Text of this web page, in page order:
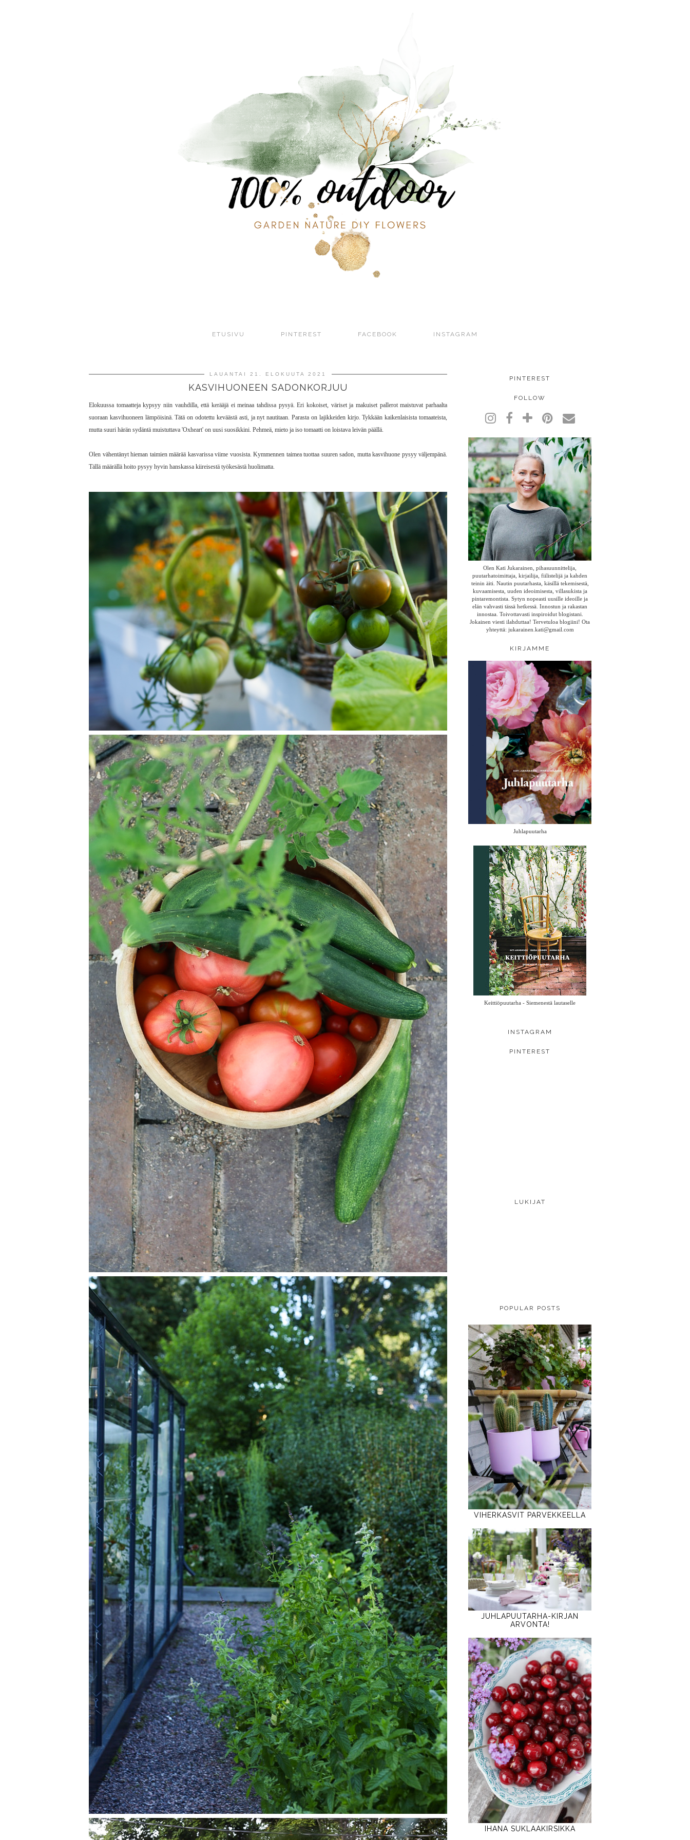
ETUSIVU PINTEREST FACEBOOK INSTAGRAM
LAUANTAI 21. ELOKUUTA 2021
KASVIHUONEEN SADONKORJUU
Elokuussa tomaatteja kypsyy niin vauhdilla, että kerääjä ei meinaa tahdissa pysyä. Eri kokoiset, väriset ja makuiset pallerot maistuvat parhaalta
suoraan kasvihuoneen lämpöisinä. Tätä on odotettu keväästä asti, ja nyt nautitaan. Parasta on lajikkeiden kirjo. Tykkään kaikenlaisista tomaateista,
mutta suuri härän sydäntä muistuttava 'Oxheart' on uusi suosikkini. Pehmeä, mieto ja iso tomaatti on loistava leivän päällä.
Olen vähentänyt hieman taimien määrää kasvarissa viime vuosista. Kymmennen taimea tuottaa suuren sadon, mutta kasvihuone pysyy väljempänä.
Tällä määrällä hoito pysyy hyvin hanskassa kiireisestä työkesästä huolimatta.
PINTEREST
FOLLOW
Olen Kati Jukarainen, pihasuunnittelija,
puutarhatoimittaja, kirjailija, fiilistelijä ja kahden
teinin äiti. Nautin puutarhasta, käsillä tekemisestä,
kuvaamisesta, uuden ideoimisesta, villasukista ja
pintaremontista. Sytyn nopeasti uusille ideoille ja
elän vahvasti tässä hetkessä. Innostun ja rakastan
innostaa. Toivottavasti inspiroidut blogistani.
Jokainen viesti ilahduttaa! Tervetuloa blogiini! Ota
yhteyttä: jukarainen.kati@gmail.com
KIRJAMME
Juhlapuutarha
Keittiöpuutarha - Siemenestä lautaselle
INSTAGRAM
PINTEREST
LUKIJAT
POPULAR POSTS
VIHERKASVIT PARVEKKEELLA
JUHLAPUUTARHA-KIRJAN
ARVONTA!
IHANA SUKLAAKIRSIKKA